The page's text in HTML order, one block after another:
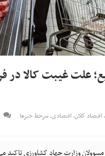
علت غیبت کالا در
,اقتصاد کلان,اقتصادی,سرخط خبرها
وزارت جهاد کشاورزی تاکید